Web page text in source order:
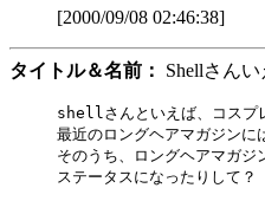
[2000/09/08 02:46:38]
タイトル＆名前： Shellさ
shellさんといえば、コスプ
最近のロングヘアマガジンに
そのうち、ロングヘアマガジ
ステータスになったりして？